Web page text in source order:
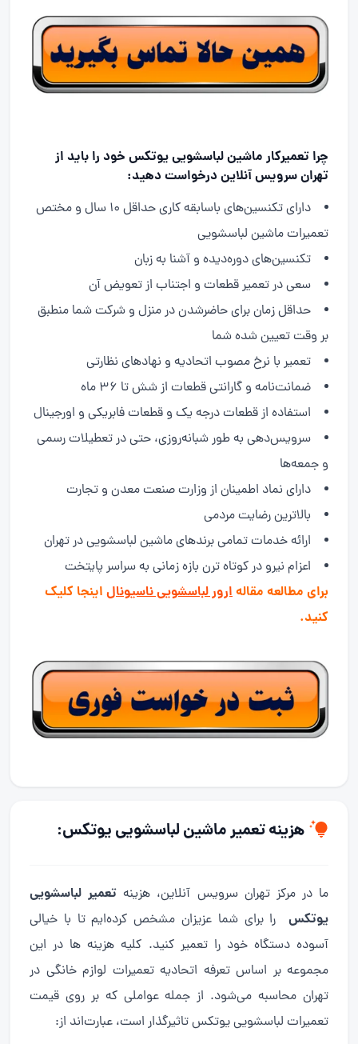
چرا تعمیرکار ماشین لباسشویی یوتکس خود را باید از
تهران سرویس آنلاین درخواست دهید:
دارای تکنسین‌های باسابقه کاری حداقل ۱۰ سال و مختص
تعمیرات ماشین لباسشویی
تکنسین‌های دوره‌دیده و آشنا به زبان
سعی در تعمیر قطعات و اجتناب از تعویض آن
حداقل زمان برای حاضرشدن در منزل و شرکت شما منطبق
بر وقت تعیین شده شما
تعمیر با نرخ مصوب اتحادیه و نهادهای نظارتی
ضمانت‌نامه و گارانتی قطعات از شش تا ۳۶ ماه
استفاده از قطعات درجه یک و قطعات فابریکی و اورجینال
سرویس‌دهی به طور شبانه‌روزی، حتی در تعطیلات رسمی
و جمعه‌ها
دارای نماد اطمینان از وزارت صنعت معدن و تجارت
بالاترین رضایت مردمی
ارائه خدمات تمامی برندهای ماشین لباسشویی در تهران
اعزام نیرو در کوتاه ترن بازه زمانی به سراسر پایتخت
برای مطالعه مقالهارور لباسشویی ناسیونال اینجا کلیک
کنید.
هزینه تعمیر ماشین لباسشویی یوتکس:
ما در مرکز تهران سرویس آنلاین، هزینه تعمیر لباسشویی
یوتکس
را برای شما عزیزان مشخص کرده‌ایم تا با خیالی
آسوده دستگاه خود را تعمیر کنید. کلیه هزینه ها در این
مجموعه بر اساس تعرفه اتحادیه تعمیرات لوازم خانگی در
تهران محاسبه می‌شود. از جمله عواملی که بر روی قیمت
تعمیرات لباسشویی یوتکس تاثیرگذار است، عبارت‌اند از: